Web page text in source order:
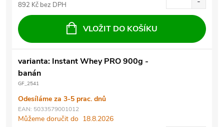
892 Kč bez DPH
VLOŽIT DO KOŠÍKU
varianta: Instant Whey PRO 900g -
banán
GF_2541
Odesíláme za 3-5 prac. dnů
EAN: 5033579001012
Můžeme doručit do 18.8.2026